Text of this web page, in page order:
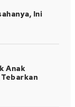
Ini
Anak